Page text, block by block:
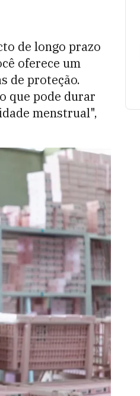
de longo prazo
oferece um
de proteção.
que pode durar
menstrual",